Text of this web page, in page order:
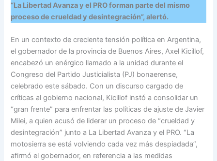
“La Libertad Avanza y el PRO forman parte del mismo
proceso de crueldad y desintegración”, alertó.
En un contexto de creciente tensión política en Argentina,
el gobernador de la provincia de Buenos Aires, Axel Kicillof,
encabezó un enérgico llamado a la unidad durante el
Congreso del Partido Justicialista (PJ) bonaerense,
celebrado este sábado. Con un discurso cargado de
críticas al gobierno nacional, Kicillof instó a consolidar un
“gran frente” para enfrentar las políticas de ajuste de Javier
Milei, a quien acusó de liderar un proceso de “crueldad y
desintegración” junto a La Libertad Avanza y el PRO. “La
motosierra se está volviendo cada vez más despiadada”,
afirmó el gobernador, en referencia a las medidas